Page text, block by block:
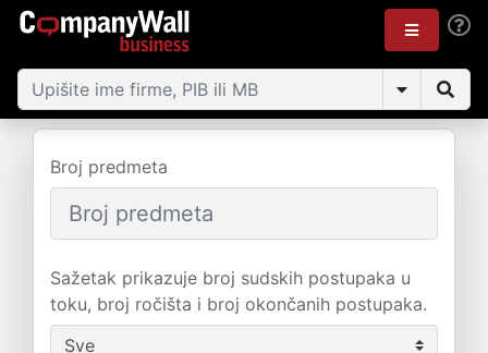
Broj predmeta
Sažetak prikazuje broj sudskih postupaka u
toku, broj ročišta i broj okončanih postupaka.